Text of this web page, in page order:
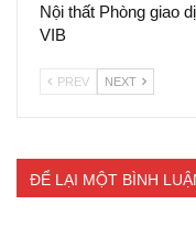
Nội thất Phòng giao
VIB
PREV NEXT
ĐỂ LẠI MỘT BÌNH